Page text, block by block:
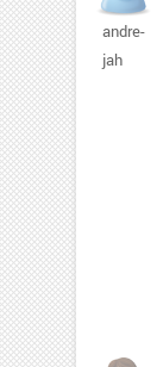
andre-
jah